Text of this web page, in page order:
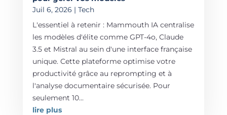
Juil 6, 2026 | Tech
L'essentiel à retenir : Mammouth IA centralise
les modèles d'élite comme GPT-4o, Claude
3.5 et Mistral au sein d'une interface française
unique. Cette plateforme optimise votre
productivité grâce au reprompting et à
l'analyse documentaire sécurisée. Pour
seulement 10...
lire plus